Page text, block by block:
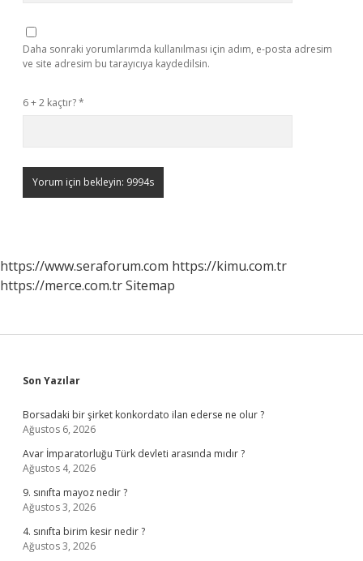
Daha sonraki yorumlarımda kullanılması için adım, e-posta adresim
ve site adresim bu tarayıcıya kaydedilsin.
6 + 2 kaçtır?*
https://www.seraforum.com https://kimu.com.tr
https://merce.com.trSitemap
Sidebar
Son Yazılar
Borsadaki bir şirket konkordato ilan ederse ne olur ?
Ağustos 6, 2026
Avar İmparatorluğu Türk devleti arasında mıdır ?
Ağustos 4, 2026
9. sınıfta mayoz nedir ?
Ağustos 3, 2026
4. sınıfta birim kesir nedir ?
Ağustos 3, 2026